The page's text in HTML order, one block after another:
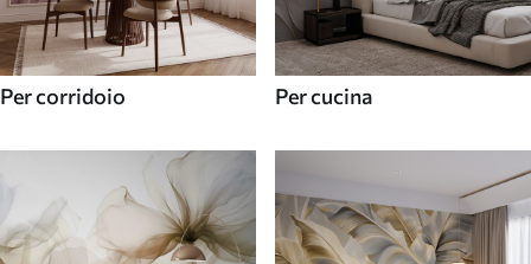
Per corridoio Per cucina